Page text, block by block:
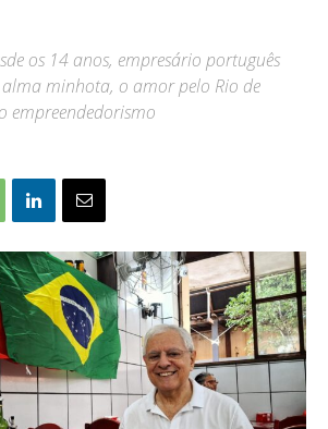
os 14 anos, empresário português
minhota, o amor pelo Rio de
empreendedorismo